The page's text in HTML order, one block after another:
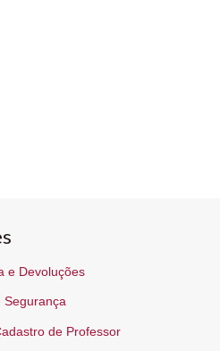
e Devoluções
Segurança
de Professor